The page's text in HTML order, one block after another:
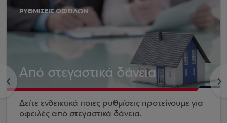
<
ΡΥΘΜΙΣΕΙΣ ΟΦΕΙΛΩΝ
Από στεγαστικά δάνεια
Δείτε ενδεικτικά ποιες ρυθμίσεις προτείνουμε για
οφειλές από στεγαστικά δάνεια.
>